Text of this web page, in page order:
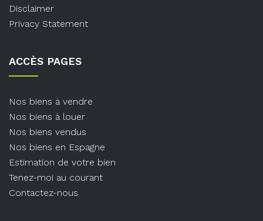
Disclaimer
Privacy Statement
ACCÈS PAGES
Nos biens à vendre
Nos biens à louer
Nos biens vendus
Nos biens en Espagne
Estimation de votre bien
Tenez-moi au courant
Contactez-nous